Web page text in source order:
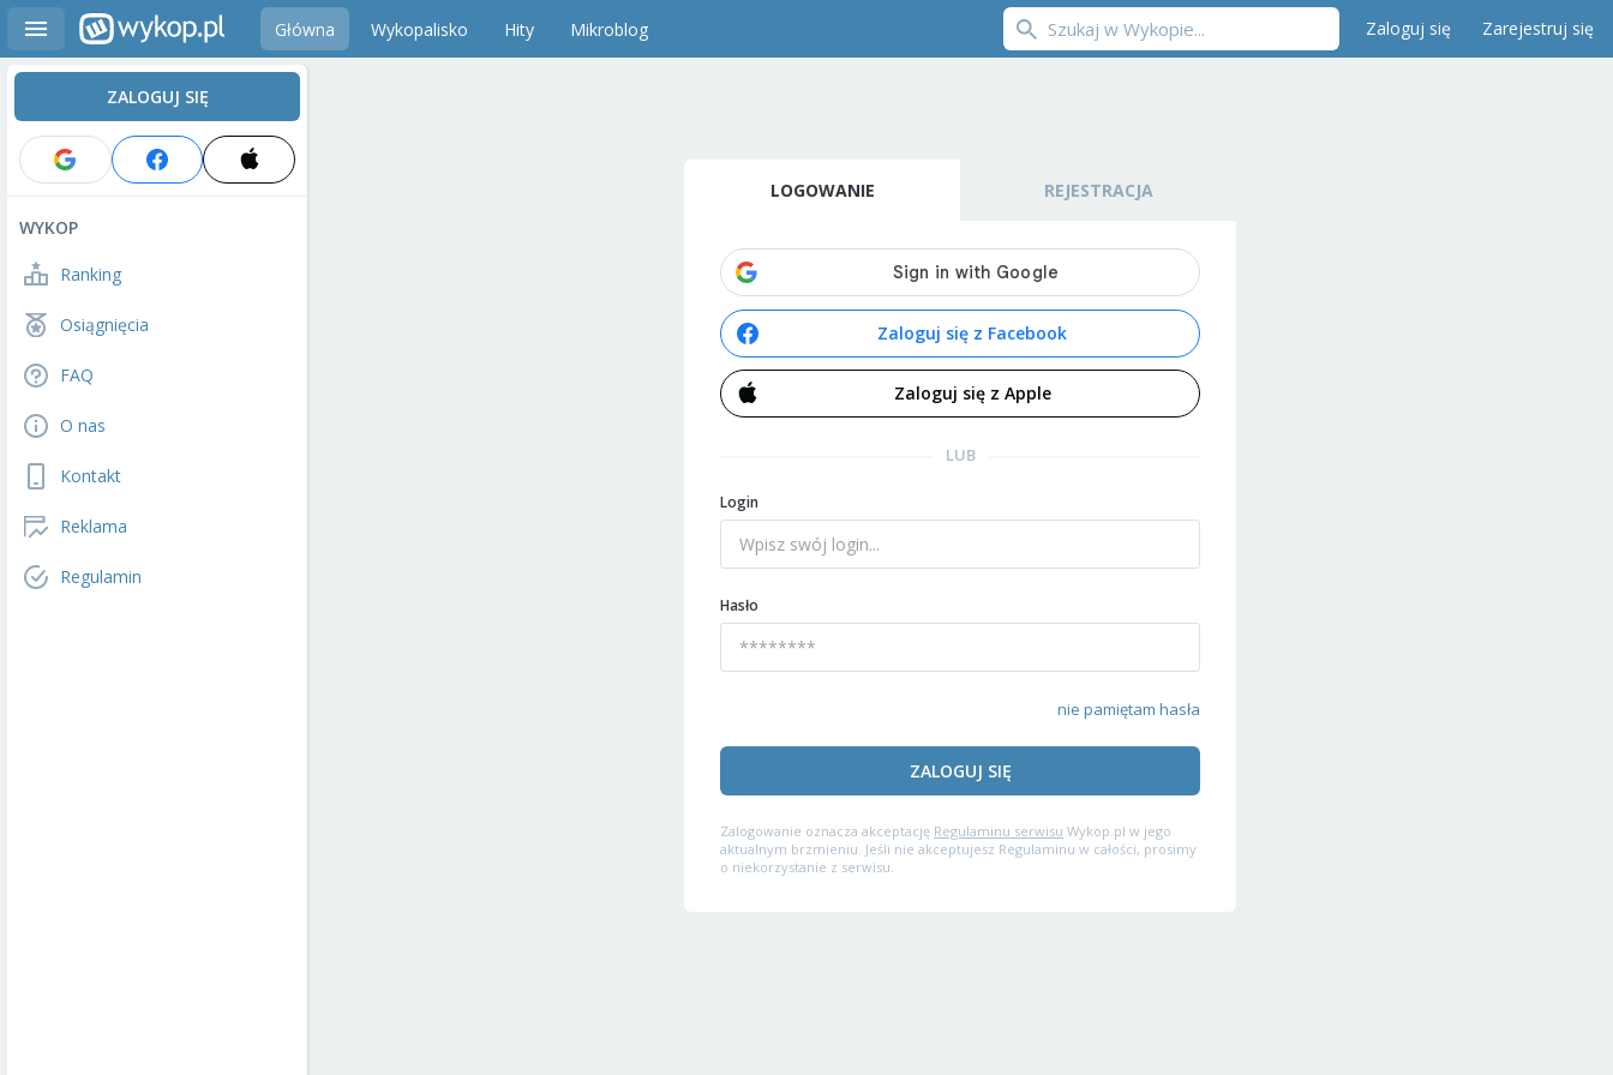
Główna Wykopalisko Hity Mikroblog Zaloguj się Zarejestruj się
ZALOGUJ SIĘ
WYKOP
Ranking
Osiągnięcia
FAQ
O nas
Kontakt
Reklama
Regulamin
LOGOWANIE REJESTRACJA
Zaloguj się z Facebook
Zaloguj się z Apple
LUB
Login
Hasło
nie pamiętam hasła
ZALOGUJ SIĘ
Zalogowanie oznacza akceptację Regulaminu serwisu Wykop.pl w jego
aktualnym brzmieniu. Jeśli nie akceptujesz Regulaminu w całości, prosimy
o niekorzystanie z serwisu.